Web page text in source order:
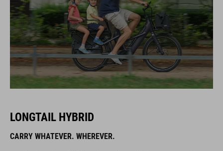
LONGTAIL HYBRID
CARRY WHATEVER. WHEREVER.